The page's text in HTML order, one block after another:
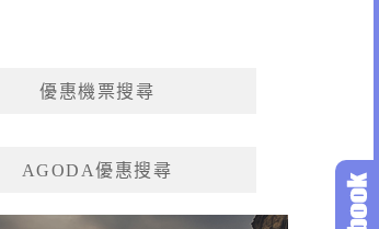
優惠機票搜尋
AGODA優惠搜尋